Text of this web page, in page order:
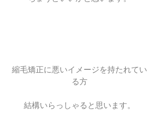
縮毛矯正に悪いイメージを持たれてい
る方
結構いらっしゃると思います。